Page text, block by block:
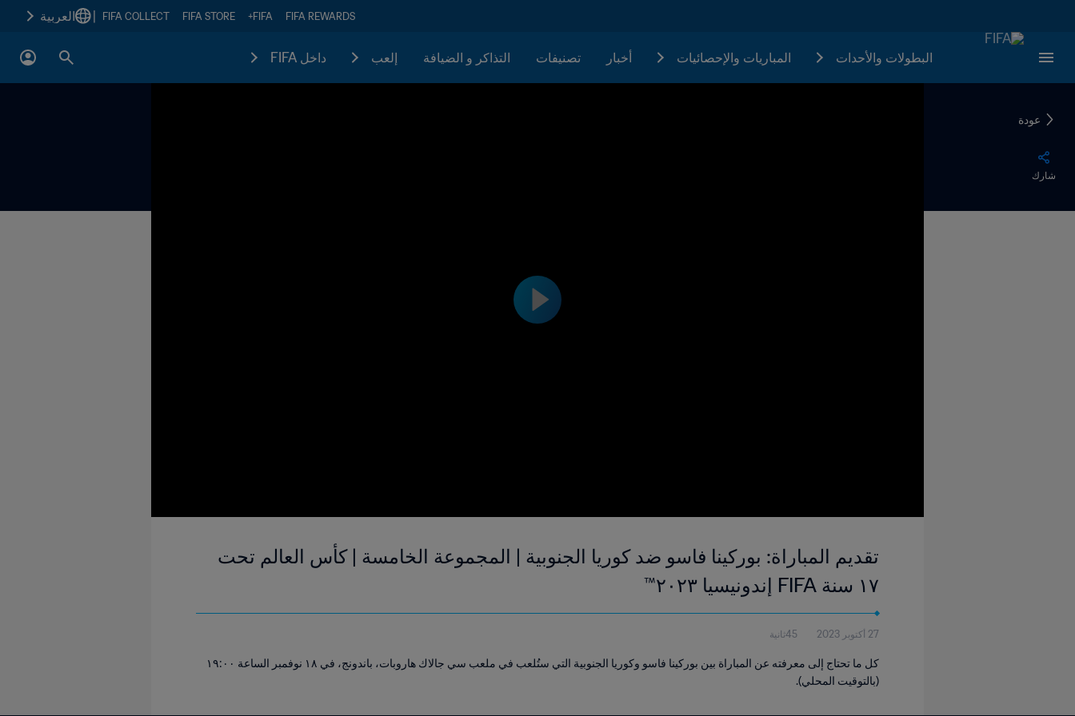
FIFA REWARDS
FIFA+
FIFA STORE
FIFA COLLECT العربية
البطولات والأحدات المباريات والإحصائيات أخبار تصنيفات التذاكر و الضيافة إلعب داخل FIFA
عودة
شارك
تقديم المباراة: بوركينا فاسو ضد كوريا الجنوبية | المجموعة الخامسة | كأس العالم تحت
١٧ سنة FIFA إندونيسيا ٢٠٢٣™
27 أكتوبر 2023 45ثانية
كل ما تحتاج إلى معرفته عن المباراة بين بوركينا فاسو وكوريا الجنوبية التي ستُلعب في ملعب سي جالاك هاروبات، باندونج، في ١٨ نوفمبر الساعة ١٩:٠٠
(بالتوقيت المحلي).